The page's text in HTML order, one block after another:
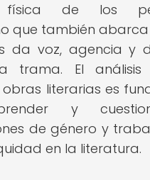
física de los
que también
da voz, agencia y
trama. El análisis
literarias es
y
de género y
en la literatura.